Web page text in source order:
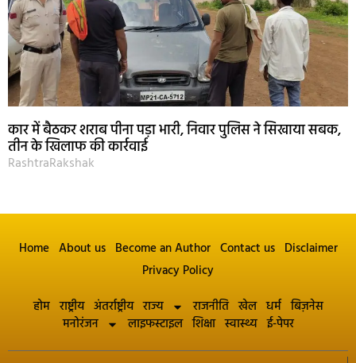
कार में बैठकर शराब पीना पड़ा भारी, निवार पुलिस ने सिखाया सबक,
तीन के खिलाफ की कार्रवाई
RashtraRakshak
Home About us Become an Author Contact us Disclaimer
Privacy Policy
होम राष्ट्रीय अंतर्राष्ट्रीय राज्य राजनीति खेल धर्म बिज़नेस
मनोरंजन
लाइफस्टाइल शिक्षा स्वास्थ्य ई-पेपर